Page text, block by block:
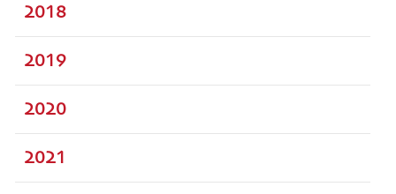
2018
2019
2020
2021